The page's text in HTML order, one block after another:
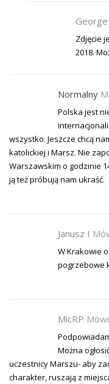
George
Zdjęcie
2018.
Normalny
Polska jest
wszystko. Jeszcze chcą
katolickiej i Marsz. Nie
Warszawskim o godzinie
ją też próbują nam ukraść.
Janusz I
W Krakowie
pogrzebowe
MicRP Mówi
Można
uczestnicy Marszu- aby
charakter, ruszają z